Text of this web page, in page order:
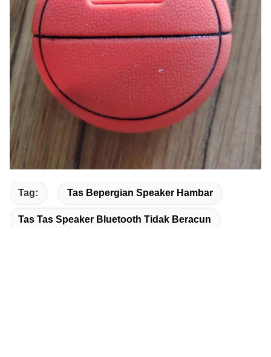
Tag: Tas Bepergian Speaker Hambar
Tas Tas Speaker Bluetooth Tidak Beracun